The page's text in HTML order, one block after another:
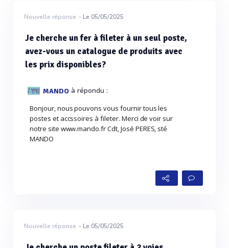
Nouvelle réponse - Le 05/05/2025
Je cherche un fer à fileter à un seul poste,
avez-vous un catalogue de produits avec
les prix disponibles?
MANDO à répondu :
Bonjour, nous pouvons vous fournir tous les
postes et accssoires à fileter. Merci de voir sur
notre site www.mando.fr Cdt, José PERES, sté
MANDO
Nouvelle réponse - Le 05/05/2025